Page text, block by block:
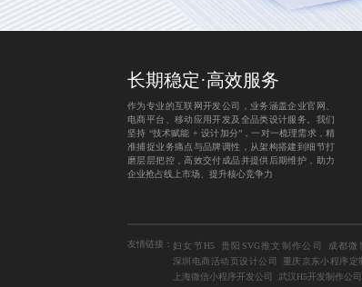
长期稳定·高效服务
作为专业的互联网开发公司，业务涵盖企业官网、
电商平台、移动应用开发及全品类设计服务。我们
坚持 “技术赋能 + 设计加分”，一对一梳理需求，精
准捕捉业务痛点与品牌调性，从架构搭建到细节打
磨层层把控，高效交付成品并提供后期维护，助力
企业抢占线上市场、提升核心竞争力
友情链接： 妇女节H5 贵阳SVG推文制作公司 成都微
深圳电商活动页设计公司
重庆京东小程序定
上海微信小程序开发公司
武汉H5开发制作公司